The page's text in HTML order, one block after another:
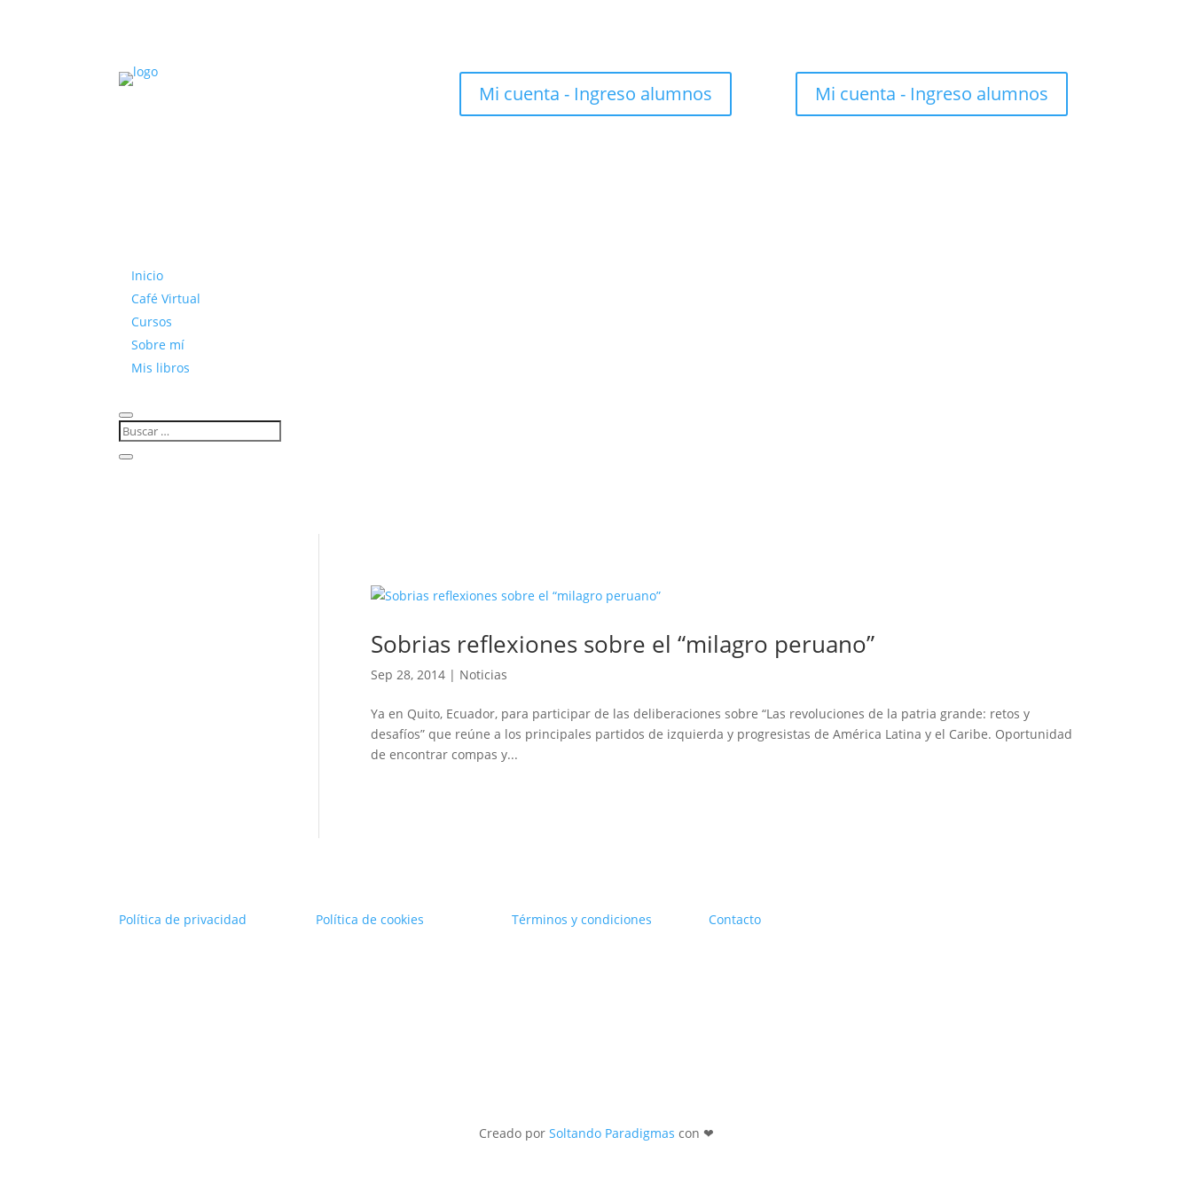
Mi cuenta - Ingreso alumnos Mi cuenta - Ingreso alumnos
Inicio
Café Virtual
Cursos
Sobre mí
Mis libros
Sobrias reflexiones sobre el “milagro peruano”
Sep 28, 2014| Noticias
Ya en Quito, Ecuador, para participar de las deliberaciones sobre “Las revoluciones de la patria grande: retos y
desafíos” que reúne a los principales partidos de izquierda y progresistas de América Latina y el Caribe. Oportunidad
de encontrar compas y...
Política de privacidad Política de cookies Términos y condiciones Contacto
Creado por Soltando Paradigmas con ❤︎